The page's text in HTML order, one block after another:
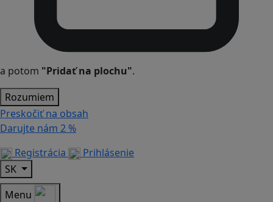
a potom "Pridať na plochu".
Rozumiem
Preskočiť na obsah
Darujte nám 2 %
Registrácia
Prihlásenie
SK
Menu